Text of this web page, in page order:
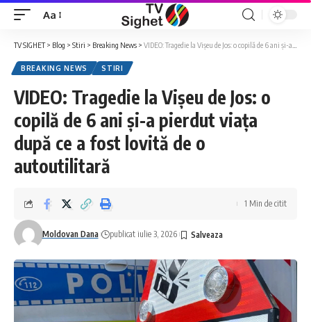
Font
Resizer
Aa
TV SIGHET> Blog > Stiri > Breaking News > VIDEO: Tragedie la Vișeu de Jos: o copilă de 6 ani și-a pierdut viața după ce a fost lovită de o autoutilitară
BREAKING NEWS STIRI
VIDEO: Tragedie la Vișeu de Jos: o
copilă de 6 ani și-a pierdut viața
după ce a fost lovită de o
autoutilitară
Moldovan Dana publicat iulie 3, 2026
1 Min de citit